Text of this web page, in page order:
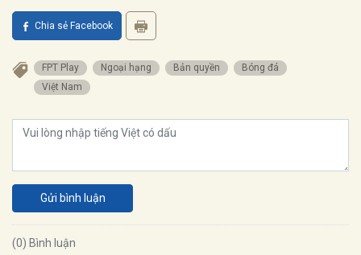
Chia sẻ Facebook
FPT Play Ngoại hạng Bản quyền
Bóng đá
Việt Nam
Gửi bình luận
(0) Bình luận